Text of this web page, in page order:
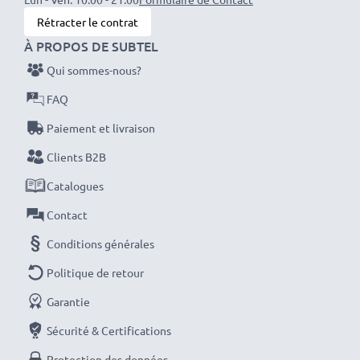
Rétracter le contrat
À PROPOS DE SUBTEL
Qui sommes-nous?
FAQ
Paiement et livraison
Clients B2B
Catalogues
Contact
Conditions générales
Politique de retour
Garantie
Sécurité & Certifications